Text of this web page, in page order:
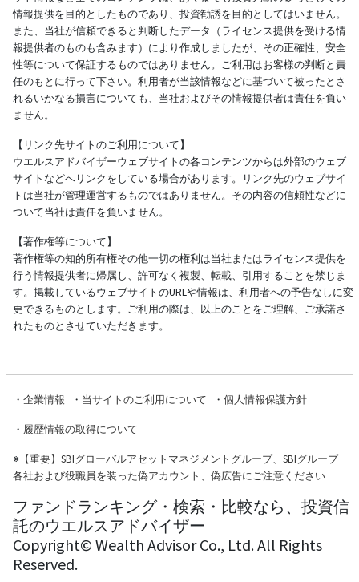
情報提供を目的としたものであり、投資勧誘を目的としてはいません。
また、当社が信頼できると判断したデータ（ライセンス提供を受ける情
報提供者のものも含みます）により作成しましたが、その正確性、安全
性等について保証するものではありません。ご利用はお客様の判断と責
任のもとに行って下さい。利用者が当該情報などに基づいて被ったとさ
れるいかなる損害についても、当社およびその情報提供者は責任を負い
ません。
【リンク先サイトのご利用について】
ウエルスアドバイザーウェブサイトの各コンテンツからは外部のウェブ
サイトなどへリンクをしている場合があります。リンク先のウェブサイ
トは当社が管理運営するものではありません。その内容の信頼性などに
ついて当社は責任を負いません。
【著作権等について】
著作権等の知的所有権その他一切の権利は当社またはライセンス提供を
行う情報提供者に帰属し、許可なく複製、転載、引用することを禁じま
す。掲載しているウェブサイトのURLや情報は、利用者への予告なしに変
更できるものとします。ご利用の際は、以上のことをご理解、ご承諾さ
れたものとさせていただきます。
・ 企業情報 ・ 当サイトのご利用について ・ 個人情報保護方針
・ 履歴情報の取得について
※【重要】SBIグローバルアセットマネジメントグループ、SBIグループ
各社および役職員を装った偽アカウント、偽広告にご注意ください
ファンドランキング・検索・比較なら、投資信
託のウエルスアドバイザー
Copyright© Wealth Advisor Co., Ltd. All Rights
Reserved.